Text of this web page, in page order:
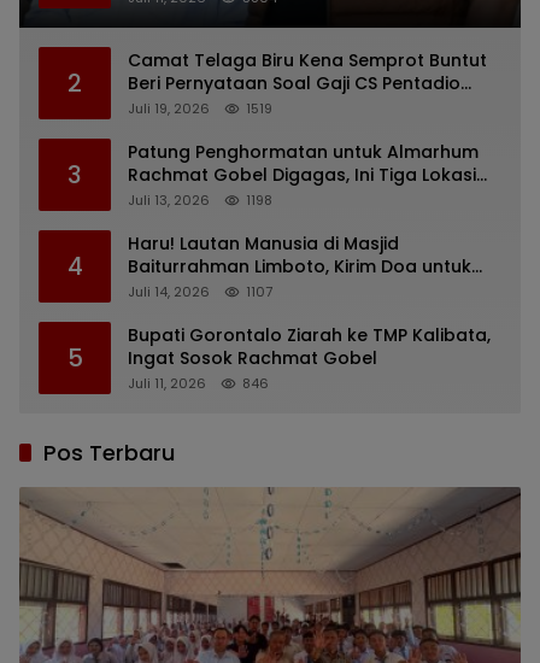
2
Camat Telaga Biru Kena Semprot Buntut
Beri Pernyataan Soal Gaji CS Pentadio
Barat yang Nunggak
Juli 19, 2026 1519
3
Patung Penghormatan untuk Almarhum
Rachmat Gobel Digagas, Ini Tiga Lokasi
yang Diusulkan
Juli 13, 2026 1198
4
Haru! Lautan Manusia di Masjid
Baiturrahman Limboto, Kirim Doa untuk
Almarhum Rachmat Gobel
Juli 14, 2026 1107
5
Bupati Gorontalo Ziarah ke TMP Kalibata,
Ingat Sosok Rachmat Gobel
Juli 11, 2026 846
Pos Terbaru